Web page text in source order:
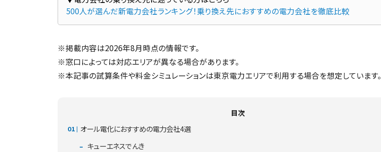
500人が選んだ新電力会社ランキング！乗り換え先におすすめの電力会社を徹底比較
※掲載内容は2026年8月時点の情報です。
※窓口によっては対応エリアが異なる場合があります。
※本記事の試算条件や料金シミュレーションは東京電力エリアで利用する場合を想定しています。
目次
オール電化におすすめの電力会社4選
キューエネスでんき